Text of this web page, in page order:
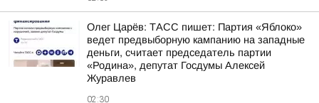
Олег Царёв: ТАСС пишет: Партия «Яблоко»
ведет предвыборную кампанию на западные
деньги, считает председатель партии
«Родина», депутат Госдумы Алексей
Журавлев
02:30